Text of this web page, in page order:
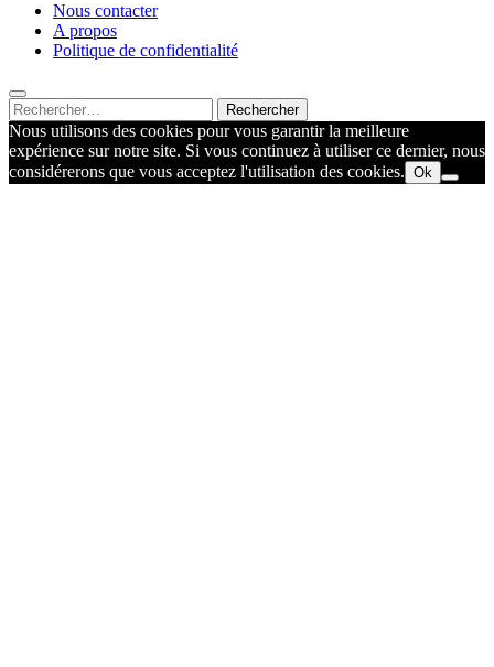
Nous contacter
A propos
Politique de confidentialité
Rechercher :
Nous utilisons des cookies pour vous garantir la meilleure
expérience sur notre site. Si vous continuez à utiliser ce dernier, nous
considérerons que vous acceptez l'utilisation des cookies. Ok